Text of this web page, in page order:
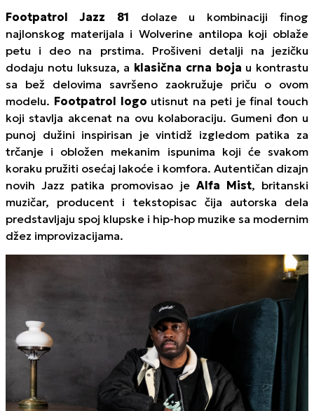
Footpatrol Jazz 81 dolaze u kombinaciji finog
najlonskog materijala i Wolverineantilopa koji oblaže
petu i deo na prstima. Prošiveni detalji na jezičku
dodaju notu luksuza, a klasična crna boja u kontrastu
sa bež delovima savršeno zaokružuje priču o ovom
modelu. Footpatrol logo utisnut na peti jefinal touch
koji stavlja akcenat na ovu kolaboraciju. Gumeni đon u
punoj dužini inspirisan je vintidž izgledom patika za
trčanje i obložen mekanim ispunima koji će svakom
koraku pružiti osećaj lakoće i komfora. Autentičan dizajn
novih Jazz patika promovisao je Alfa Mist, britanski
muzičar, producent i tekstopisac čija autorska dela
predstavljaju spoj klupske i hip-hop muzike sa modernim
džez improvizacijama.